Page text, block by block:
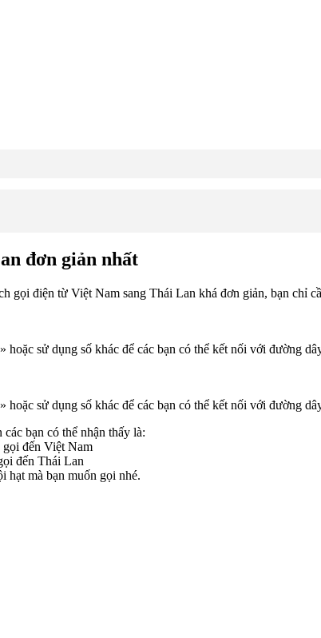
đơn giản nhất
gọi điện từ Việt Nam sang Thái Lan khá đơn giản, bạn chỉ
sử dụng số khác để các bạn có thể kết nối với đường
sử dụng số khác để các bạn có thể kết nối với đường
bạn có thể nhận thấy là:
gọi đến Việt Nam
đến Thái Lan
hạt mà bạn muốn gọi nhé.